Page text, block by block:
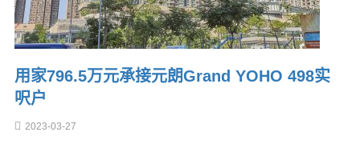
用家796.5万元承接元朗Grand YOHO 498实
呎户
2023-03-27